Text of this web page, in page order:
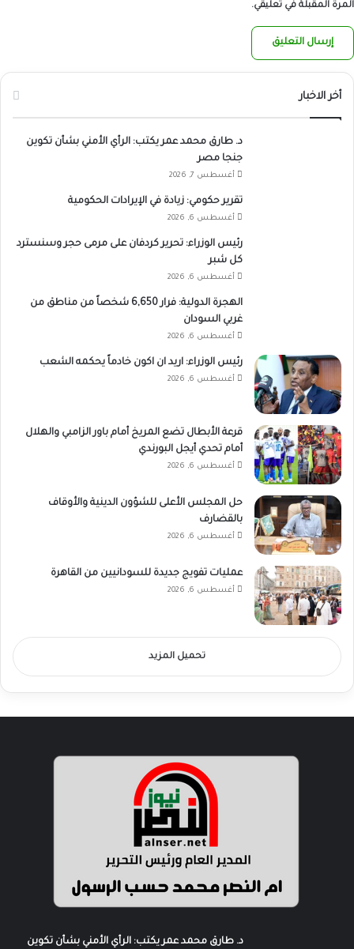
المرة المقبلة في تعليقي.
أخر الاخبار
د. طارق محمد عمر يكتب: الرأي الأمني بشأن تكوين
جنجا مصر
أغسطس 7, 2026
تقرير حكومي: زيادة في الإيرادات الحكومية
أغسطس 6, 2026
رئيس الوزراء: تحرير كردفان على مرمى حجر وسنسترد
كل شبر
أغسطس 6, 2026
الهجرة الدولية: فرار 6,650 شخصاً من مناطق من
غربي السودان
أغسطس 6, 2026
رئيس الوزراء: اريد ان اكون خادماً يحكمه الشعب
أغسطس 6, 2026
قرعة الأبطال تضع المريخ أمام باور الزامبي والهلال
أمام تحدي أيجل البورندي
أغسطس 6, 2026
حل المجلس الأعلى للشؤون الدينية والأوقاف
بالقضارف
أغسطس 6, 2026
عمليات تفويج جديدة للسودانيين من القاهرة
أغسطس 6, 2026
تحميل المزيد
د. طارق محمد عمر يكتب: الرأي الأمني بشأن تكوين